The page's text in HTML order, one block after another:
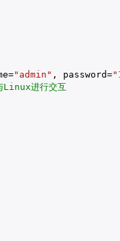
"admin" , password=
Linux进行交互